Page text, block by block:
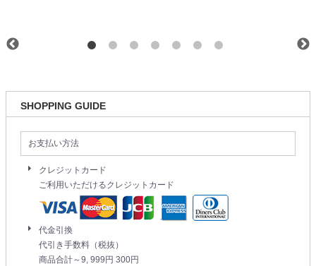
SHOPPING GUIDE
お支払い方法
クレジットカード
ご利用いただけるクレジットカード
代金引換
代引き手数料（税抜）
商品合計～9, 999円 300円